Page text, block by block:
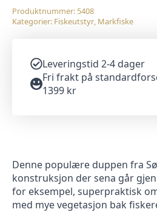
Produktnummer: 5408
Kategorier: Fiskeutstyr, Markfiske
Leveringstid 2-4 dager
Fri frakt på
1399 kr
Denne populære duppen fra
konstruksjon der sena går
for eksempel, superpraktisk
med mye vegetasjon bak